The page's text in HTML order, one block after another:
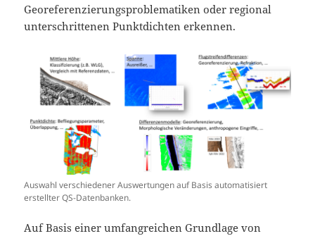
Georeferenzierungsproblematiken oder regional
unterschrittenen Punktdichten erkennen.
Auswahl verschiedener Auswertungen auf Basis automatisiert
erstellter QS-Datenbanken.
Auf Basis einer umfangreichen Grundlage von